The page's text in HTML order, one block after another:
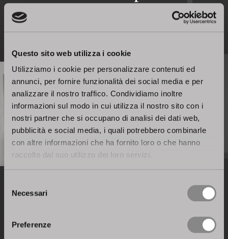
Questo sito web utilizza i cookie
Utilizziamo i cookie per personalizzare contenuti ed
annunci, per fornire funzionalità dei social media e per
analizzare il nostro traffico. Condividiamo inoltre
informazioni sul modo in cui utilizza il nostro sito con i
nostri partner che si occupano di analisi dei dati web,
pubblicità e social media, i quali potrebbero combinarle
con altre informazioni che ha fornito loro o che hanno
raccolto dal suo utilizzo dei loro servizi.
delNecessari
Preferenze
Infinity